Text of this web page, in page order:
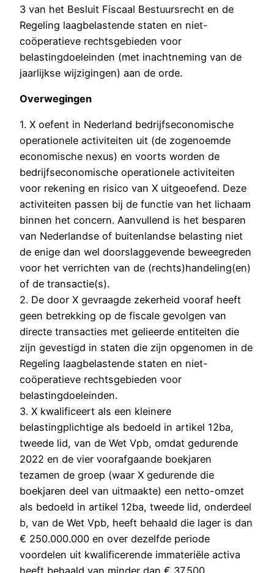
3 van het Besluit Fiscaal Bestuursrecht en de
Regeling laagbelastende staten en niet-
coöperatieve rechtsgebieden voor
belastingdoeleinden (met inachtneming van de
jaarlijkse wijzigingen) aan de orde.
Overwegingen
1. X oefent in Nederland bedrijfseconomische
operationele activiteiten uit (de zogenoemde
economische nexus) en voorts worden de
bedrijfseconomische operationele activiteiten
voor rekening en risico van X uitgeoefend. Deze
activiteiten passen bij de functie van het lichaam
binnen het concern. Aanvullend is het besparen
van Nederlandse of buitenlandse belasting niet
de enige dan wel doorslaggevende beweegreden
voor het verrichten van de (rechts)handeling(en)
of de transactie(s).
2. De door X gevraagde zekerheid vooraf heeft
geen betrekking op de fiscale gevolgen van
directe transacties met gelieerde entiteiten die
zijn gevestigd in staten die zijn opgenomen in de
Regeling laagbelastende staten en niet-
coöperatieve rechtsgebieden voor
belastingdoeleinden.
3. X kwalificeert als een kleinere
belastingplichtige als bedoeld in artikel 12ba,
tweede lid, van de Wet Vpb, omdat gedurende
2022 en de vier voorafgaande boekjaren
tezamen de groep (waar X gedurende die
boekjaren deel van uitmaakte) een netto-omzet
als bedoeld in artikel 12ba, tweede lid, onderdeel
b, van de Wet Vpb, heeft behaald die lager is dan
€ 250.000.000 en over dezelfde periode
voordelen uit kwalificerende immateriële activa